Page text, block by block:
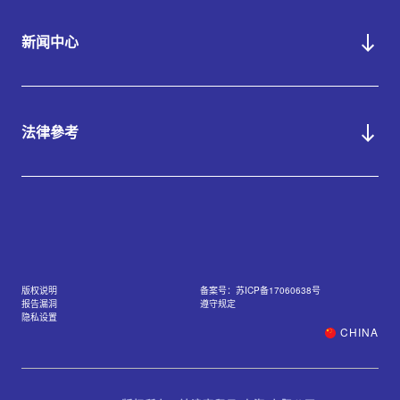
新闻中心
法律參考
版权说明
备案号：苏ICP备17060638号
报告漏洞
遵守规定
隐私设置
CHINA